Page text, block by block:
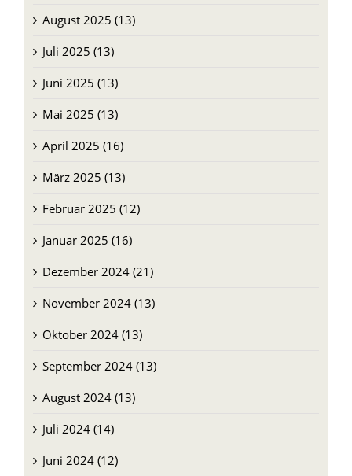
August 2025 (13)
Juli 2025 (13)
Juni 2025 (13)
Mai 2025 (13)
April 2025 (16)
März 2025 (13)
Februar 2025 (12)
Januar 2025 (16)
Dezember 2024 (21)
November 2024 (13)
Oktober 2024 (13)
September 2024 (13)
August 2024 (13)
Juli 2024 (14)
Juni 2024 (12)